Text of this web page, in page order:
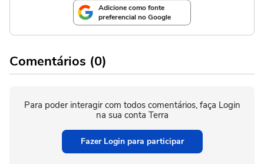
Adicione como fonte
preferencial no Google
Comentários (0)
Para poder interagir com todos comentários, faça Login
na sua conta Terra
Fazer Login para participar